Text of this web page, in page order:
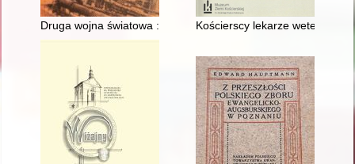
Druga wojna światowa : piekło pod Szczecinem
Kościerscy lekarze weterynarii